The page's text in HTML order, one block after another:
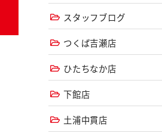
スタッフブログ
つくば吉瀬店
ひたちなか店
下館店
土浦中貫店